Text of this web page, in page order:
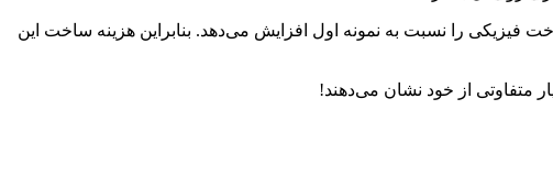
را نسبت به نمونه اول افزایش می‌دهد. بنابراین هزینه ساخت این